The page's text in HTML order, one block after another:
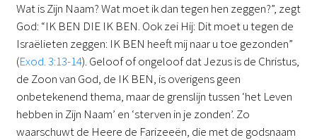
Wat is Zijn Naam? Wat moet ik dan tegen hen zeggen?”, zegt
God: “IK BEN DIE IK BEN. Ook zei Hij: Dit moet u tegen de
Israëlieten zeggen: IK BEN heeft mij naar u toe gezonden”
(Exod. 3:13-14). Geloof of ongeloof dat Jezus is de Christus,
de Zoon van God, de IK BEN, is overigens geen
onbetekenend thema, maar de grenslijn tussen ‘het Leven
hebben in Zijn Naam’ en ‘sterven in je zonden’. Zo
waarschuwt de Heere de Farizeeën, die met de godsnaam